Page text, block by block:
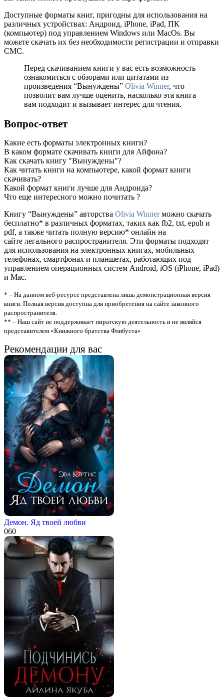
Доступные форматы книг, пригодны для использования на
различных устройствах: Андроид, iPhone, iPad, ПК
(компьютер) под управлением Windows или MacOs. Вы
можете скачать их без необходимости регистрации и отправки
СМС.
Перед скачиванием книги у вас есть возможность
ознакомиться с обзорами или цитатами из
произведения “Вынуждены” Olivia Winner, что
позволит вам лучше оценить, насколько эта книга
вам подходит и вызывает интерес для чтения.
Вопрос-ответ
Какие есть форматы электронных книги?
В каком формате скачивать книги для Айфона?
Как скачать книгу "Вынуждены"?
Как читать книги на компьютере, какой формат книги
скачивать?
Какой формат книги лучше для Андроида?
Что еще интересного можно почитать ?
Книгу “Вынуждены” авторства Olivia Winnerможно скачать
бесплатно* в различных форматах, таких как fb2, txt, epub и
pdf, а также читать полную версию* онлайн на
сайте легального распространителя. Эти форматы подходят
для использования на электронных книгах, мобильных
телефонах, смартфонах и планшетах, работающих под
управлением операционных систем Android, iOS (iPhone, iPad)
и Mac.
* – На данном веб-ресурсе представлена лишь демонстрационная версия
книги. Полная версия доступна для приобретения на сайте законного
распространителя.
** – Наш сайт не поддерживает пиратскую деятельность и не являйся
представителем «Книжного братства Флибуста»
Рекомендации для вас
Демон. Яд твоей любви
060